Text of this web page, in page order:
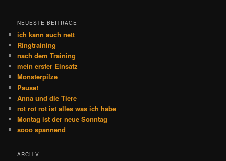
NEUESTE BEITRÄGE
ich kann auch nett
Ringtraining
nach dem Training
mein erster Einsatz
Monsterpilze
Pause!
Anna und die Tiere
rot rot rot ist alles was ich habe
Montag ist der neue Sonntag
sooo spannend
ARCHIV